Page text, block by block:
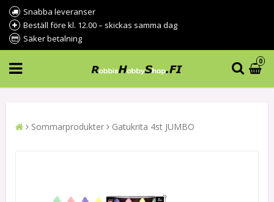
Snabba leveranser
Beställ före kl. 12.00 – skickas samma dag
Säker betalning
0
Sommarprodukter Gatukrita 4st JUMBO